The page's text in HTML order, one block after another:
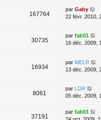
167764
par Gaby
22 févr. 2010,
30735
par fab01
16 déc. 2009,
16934
par MELR
13 déc. 2009,
8061
par LDR
05 déc. 2009,
37191
par fab01